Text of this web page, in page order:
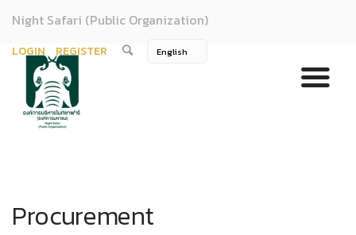
Night Safari (Public Organization)
LOGIN REGISTER
Procurement